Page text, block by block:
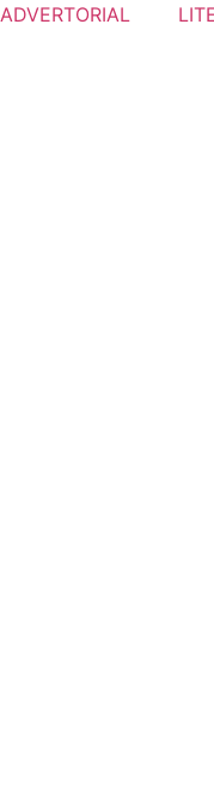
ADVERTORIAL